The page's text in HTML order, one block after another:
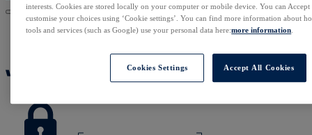
interests. Cookies are stored locally on your computer or mobile device. You can
customise your choices using ‘Cookie settings’. You can find more information about
tools and services (such as Google) use your personal data here:more information
Cookies Settings Accept All Cookies